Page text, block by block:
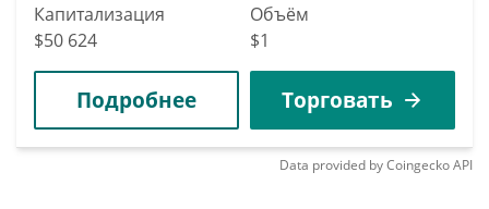
Капитализация
$50 624
Объём
$1
Подробнее Торговать
Data provided byCoingeckoAPI